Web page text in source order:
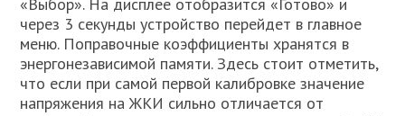
через 3 секунды устройство перейдет в главное
меню. Поправочные коэффициенты хранятся в
энергонезависимой памяти. Здесь стоит отметить,
что если при самой первой калибровке значение
напряжения на ЖКИ сильно отличается от